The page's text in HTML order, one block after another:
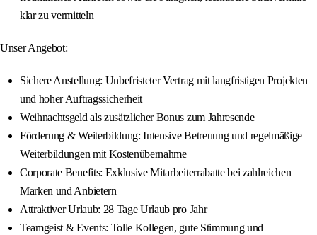
klar zu vermitteln
Unser Angebot:
Sichere Anstellung: Unbefristeter Vertrag mit langfristigen Projekten
und hoher Auftragssicherheit
Weihnachtsgeld als zusätzlicher Bonus zum Jahresende
Förderung & Weiterbildung: Intensive Betreuung und regelmäßige
Weiterbildungen mit Kostenübernahme
Corporate Benefits: Exklusive Mitarbeiterrabatte bei zahlreichen
Marken und Anbietern
Attraktiver Urlaub: 28 Tage Urlaub pro Jahr
Teamgeist & Events: Tolle Kollegen, gute Stimmung und